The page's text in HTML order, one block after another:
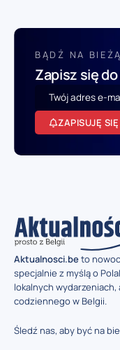
BĄDŹ NA
Zapisz się
ZAPISUJĘ SIĘ
Aktualnosci.beto
specjalnie z myślą o
lokalnych
codziennego w Belgii.
Śledź nas, aby być na